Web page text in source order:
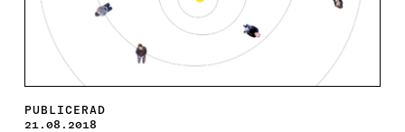
PUBLICERAD
21.08.2018